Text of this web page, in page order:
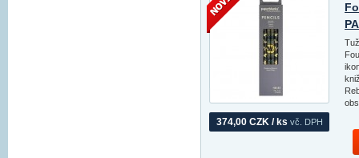
374,00 CZK / ks vč. DPH